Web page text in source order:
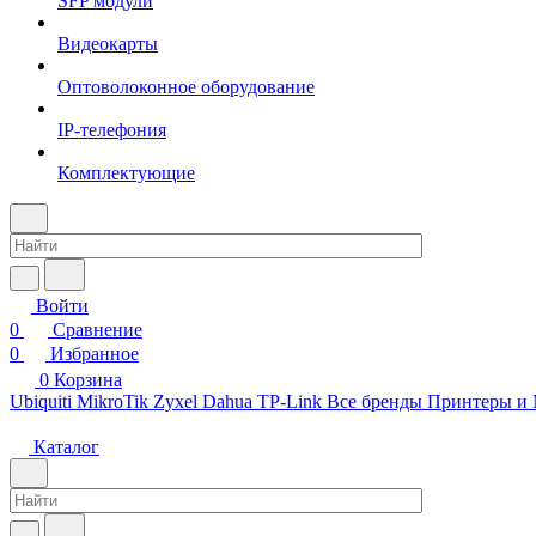
Видеокарты
Оптоволоконное оборудование
IP-телефония
Комплектующие
Войти
0
Сравнение
0
Избранное
0 Корзина
Ubiquiti MikroTik Zyxel Dahua TP-Link Все бренды Принтеры
Каталог